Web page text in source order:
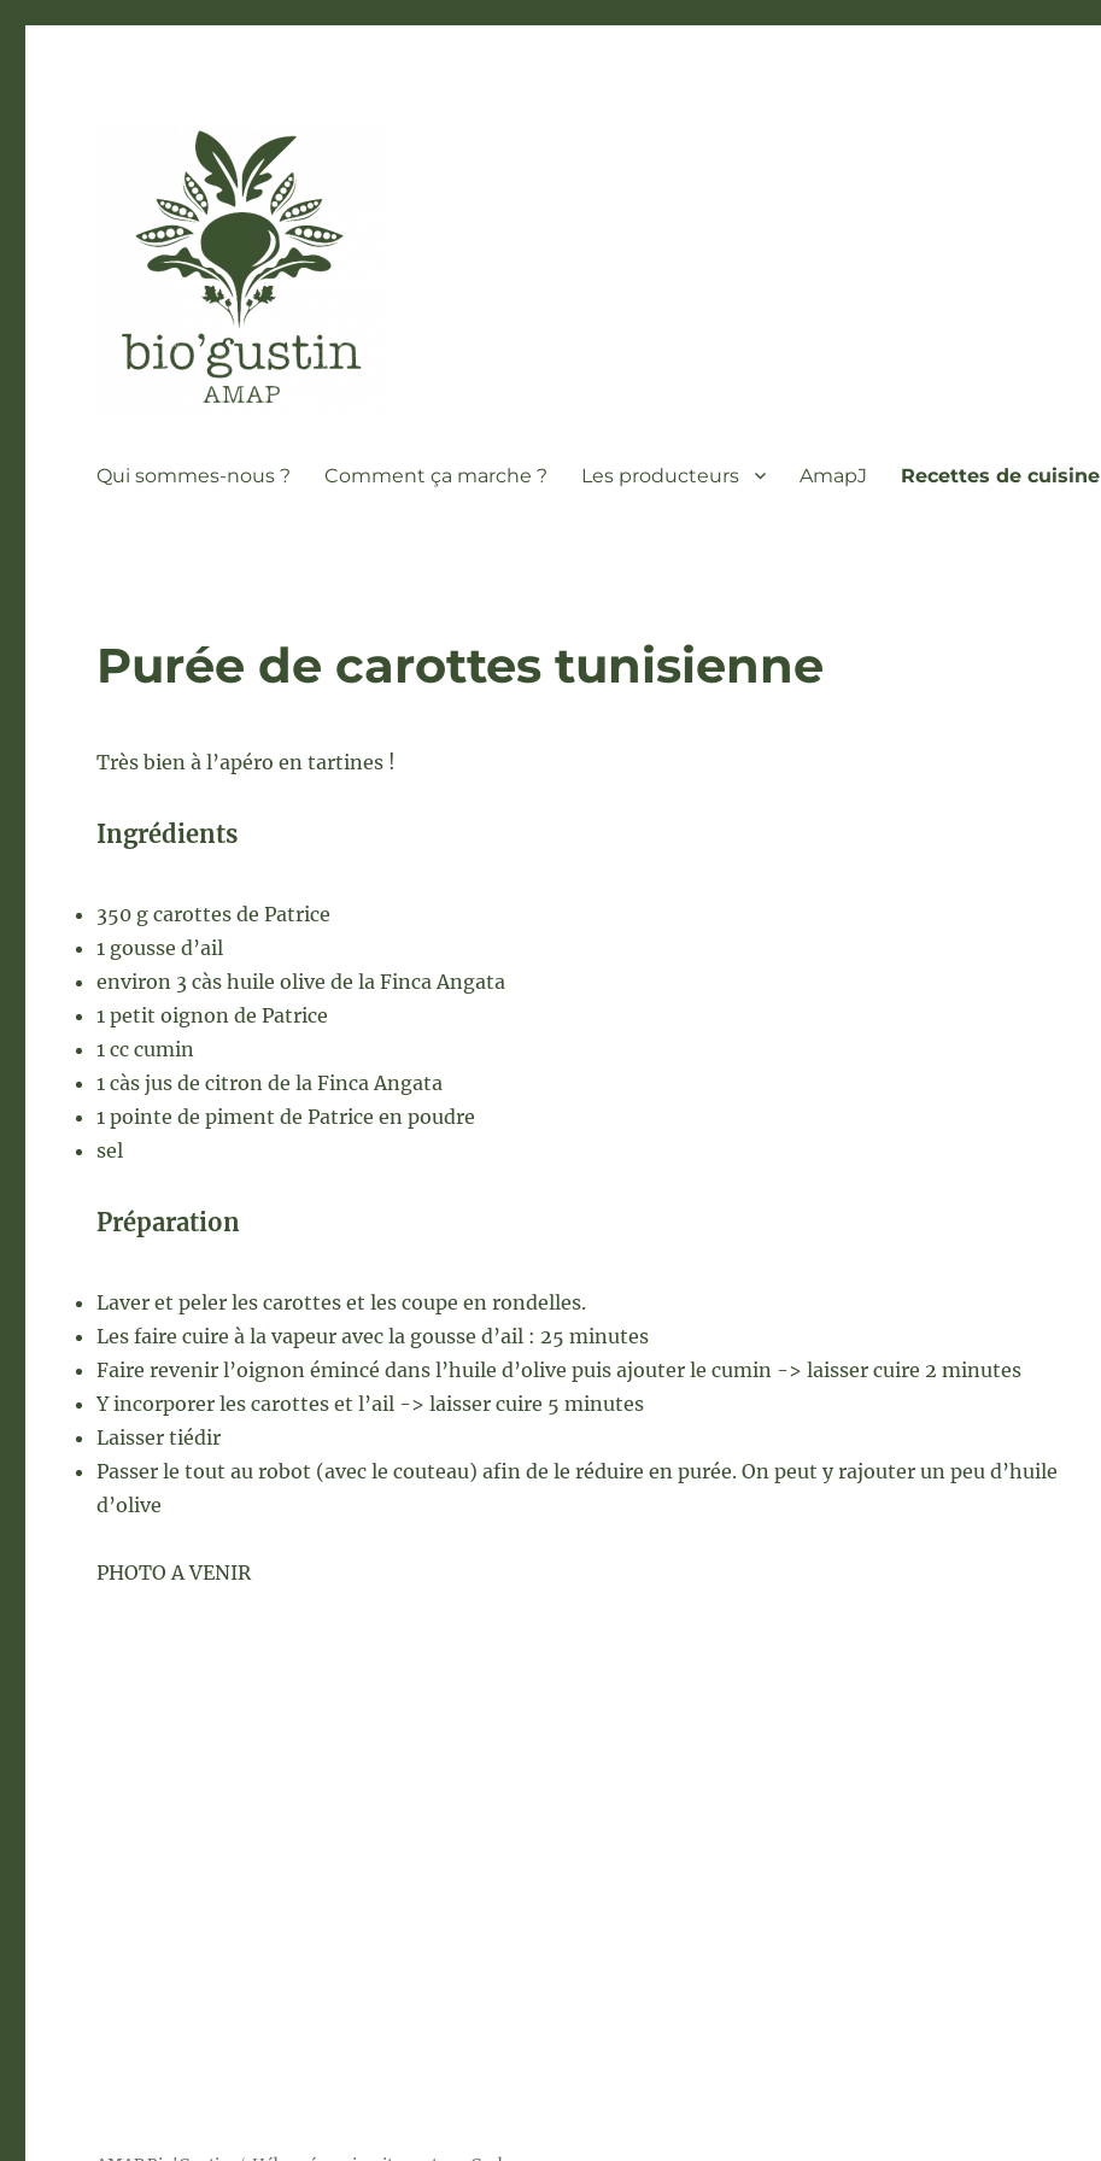
Qui sommes-nous ? Comment ça marche ? Les producteurs AmapJ Recettes de cuisine
Purée de carottes tunisienne
Très bien à l’apéro en tartines !
Ingrédients
350 g carottes de Patrice
1 gousse d’ail
environ 3 càs huile olive de la Finca Angata
1 petit oignon de Patrice
1 cc cumin
1 càs jus de citron de la Finca Angata
1 pointe de piment de Patrice en poudre
sel
Préparation
Laver et peler les carottes et les coupe en rondelles.
Les faire cuire à la vapeur avec la gousse d’ail : 25 minutes
Faire revenir l’oignon émincé dans l’huile d’olive puis ajouter le cumin -> laisser cuire 2 minutes
Y incorporer les carottes et l’ail -> laisser cuire 5 minutes
Laisser tiédir
Passer le tout au robot (avec le couteau) afin de le réduire en purée. On peut y rajouter un peu d’huile
d’olive
PHOTO A VENIR